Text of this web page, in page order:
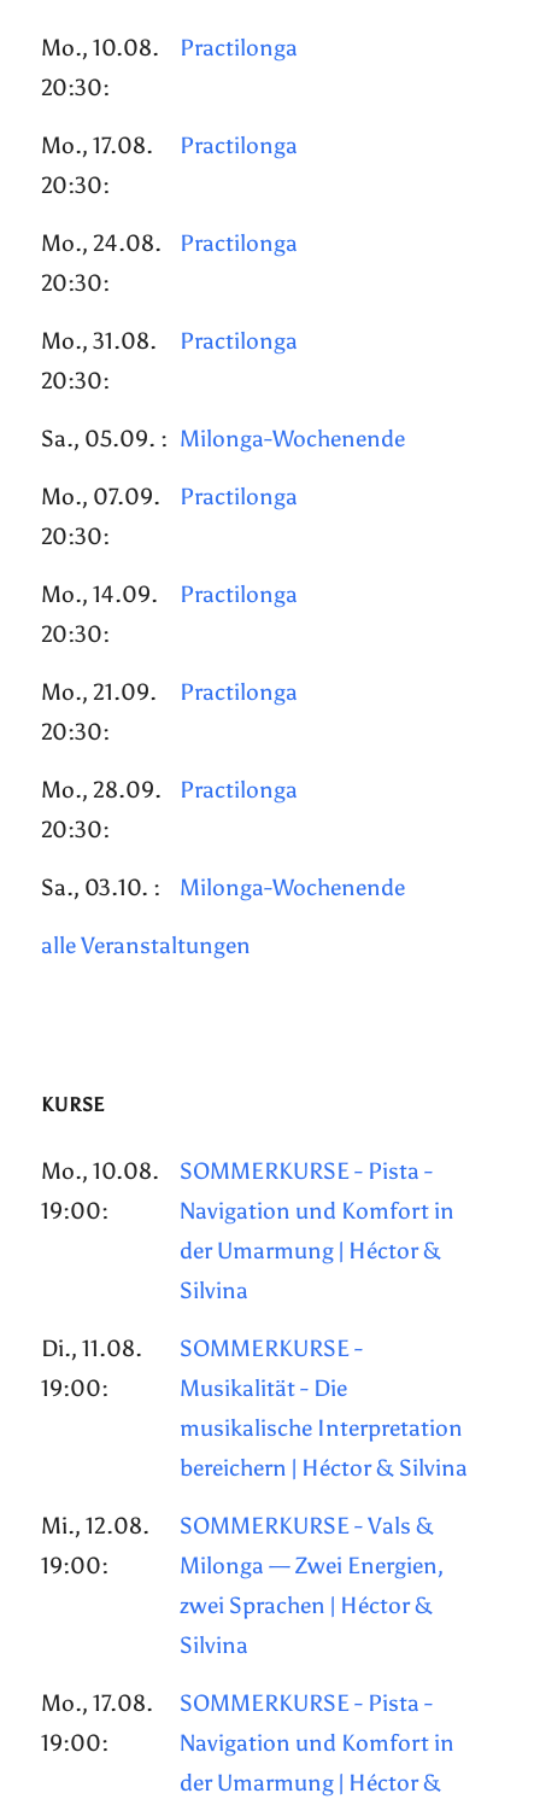
Mo., 10.08.
20:30:
Practilonga
Mo., 17.08.
20:30:
Practilonga
Mo., 24.08.
20:30:
Practilonga
Mo., 31.08.
20:30:
Practilonga
Sa., 05.09. : Milonga-Wochenende
Mo., 07.09.
20:30:
Practilonga
Mo., 14.09.
20:30:
Practilonga
Mo., 21.09.
20:30:
Practilonga
Mo., 28.09.
20:30:
Practilonga
Sa., 03.10. : Milonga-Wochenende
alle Veranstaltungen
KURSE
Mo., 10.08.
19:00:
SOMMERKURSE - Pista -
Navigation und Komfort in
der Umarmung | Héctor &
Silvina
Di., 11.08.
19:00:
SOMMERKURSE -
Musikalität - Die
musikalische Interpretation
bereichern | Héctor & Silvina
Mi., 12.08.
19:00:
SOMMERKURSE - Vals &
Milonga — Zwei Energien,
zwei Sprachen | Héctor &
Silvina
Mo., 17.08.
19:00:
SOMMERKURSE - Pista -
Navigation und Komfort in
der Umarmung | Héctor &